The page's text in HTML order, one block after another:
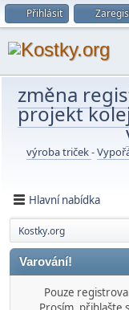
Přihlásit
změna
projekt
výroba triček-
Hlavní nabídka
Kostky.org
Varování!
Pouze